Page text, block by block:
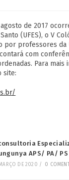
de 2017
(UFES), o V
por professores da
com
Para mais
site:
APS/ PA/ PS
DE 2020 / 0